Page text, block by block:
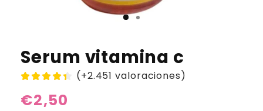
Serum vitamina c
(+2.451 valoraciones)
Precio
€2,50